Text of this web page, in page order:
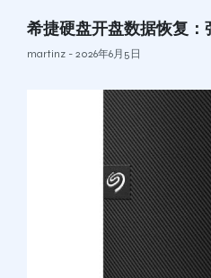
希捷硬盘开盘数据恢复：
martinz 2026年6月5日